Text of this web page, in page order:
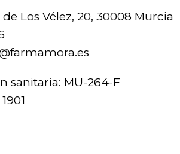
Los Vélez, 20, 30008 Murcia
sanitaria: MU-264-F